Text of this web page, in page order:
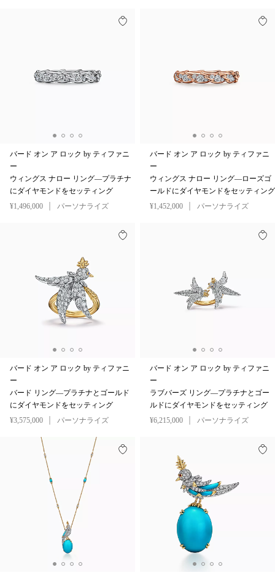
バード オン ア ロック by ティファニ
ー
ウィングス ナロー リング—プラチナ
にダイヤモンドをセッティング
¥1,496,000
パーソナライズ
バード オン ア ロック by ティファニ
ー
ウィングス ナロー リング—ローズゴ
ールドにダイヤモンドをセッティング
¥1,452,000
パーソナライズ
バード オン ア ロック by ティファニ
ー
バード リング—プラチナとゴールド
にダイヤモンドをセッティング
¥3,575,000
パーソナライズ
バード オン ア ロック by ティファニ
ー
ラブバーズ リング—プラチナとゴー
ルドにダイヤモンドをセッティング
¥6,215,000
パーソナライズ